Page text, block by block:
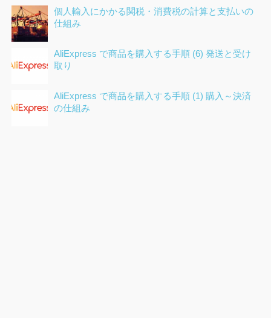
個人輸入にかかる関税・消費税の計算と支払いの
仕組み
AliExpress で商品を購入する手順 (6) 発送と受け
取り
AliExpress で商品を購入する手順 (1) 購入～決済
の仕組み